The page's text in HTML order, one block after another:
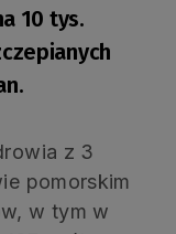
10 tys.
z 3
pomorskim
w tym w